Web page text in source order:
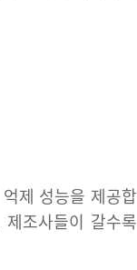
제 성능을 제공합
조사들이 갈수록